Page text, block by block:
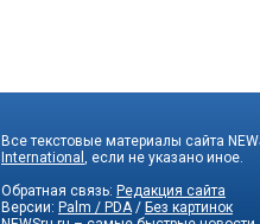
Все текстовые материалы сайта
International
, если не указано иное.
Обратная связь: Редакция сайта
Версии: Palm / PDA / Без картинок